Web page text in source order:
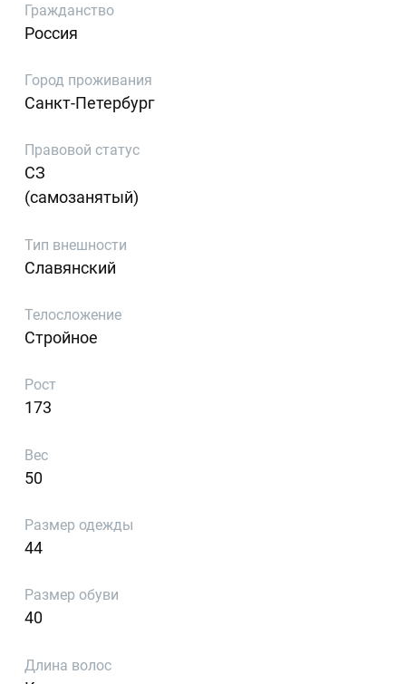
Гражданство
Россия
Город проживания
Санкт-Петербург
Правовой статус
СЗ
(самозанятый)
Тип внешности
Славянский
Телосложение
Стройное
Рост
173
Вес
50
Размер одежды
44
Размер обуви
40
Длина волос